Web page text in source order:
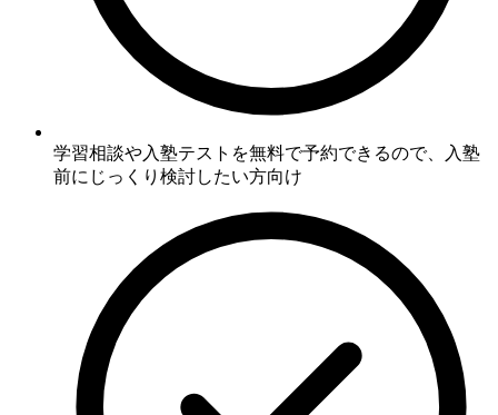
学習相談や入塾テストを無料で予約できるので、入塾
前にじっくり検討したい方向け